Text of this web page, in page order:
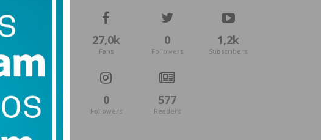
27,0k
Fans
0
Followers
1,2k
Subscribers
0
Followers
577
Readers